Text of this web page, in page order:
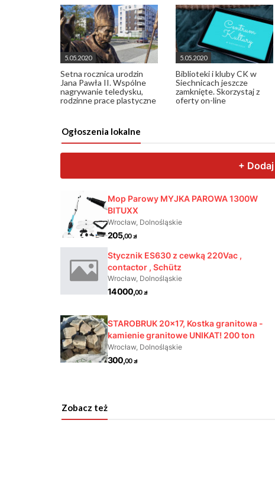
5.05.2020
Setna rocznica urodzin
Jana Pawła II. Wspólne
nagrywanie teledysku,
rodzinne prace plastyczne
5.05.2020
Biblioteki i kluby CK w
Siechnicach jeszcze
zamknięte. Skorzystaj z
oferty on-line
Ogłoszenia lokalne
Zobacz też